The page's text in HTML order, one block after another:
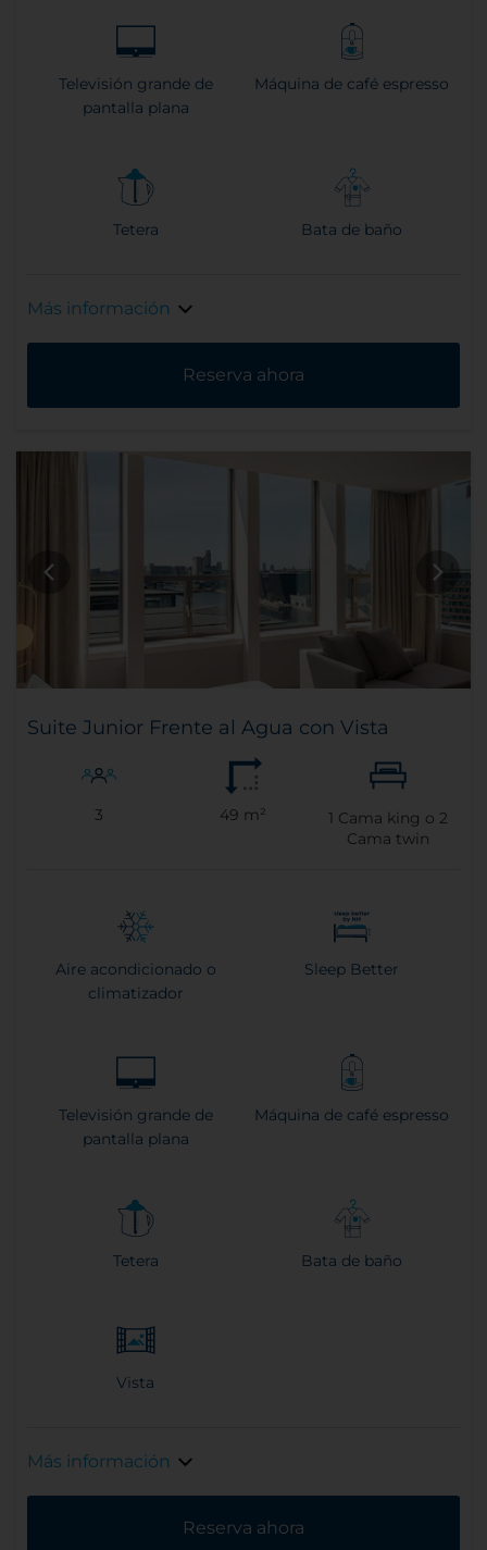
Televisión grande de
pantalla plana
Máquina de café espresso
Tetera Bata de baño
Más información
Reserva ahora
Suite Junior Frente al Agua con Vista
3 49 m² 1 Cama king o 2
Cama twin
Aire acondicionado o
climatizador
Sleep Better
Televisión grande de
pantalla plana
Máquina de café espresso
Tetera Bata de baño
Vista
Más información
Reserva ahora